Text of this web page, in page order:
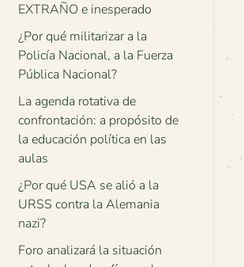
EXTRAÑO e inesperado
¿Por qué militarizar a la
Policía Nacional, a la Fuerza
Pública Nacional?
La agenda rotativa de
confrontación: a propósito de
la educación política en las
aulas
¿Por qué USA se alió a la
URSS contra la Alemania
nazi?
Foro analizará la situación